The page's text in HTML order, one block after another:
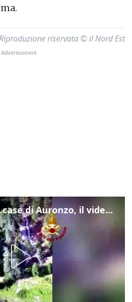
riservata © il Nord Est
Frana lambisce le case di Auronzo, il video dall'elicottero dei vigili del fuoco